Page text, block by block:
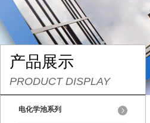
产品展示
PRODUCT DISPLAY
电化学池系列